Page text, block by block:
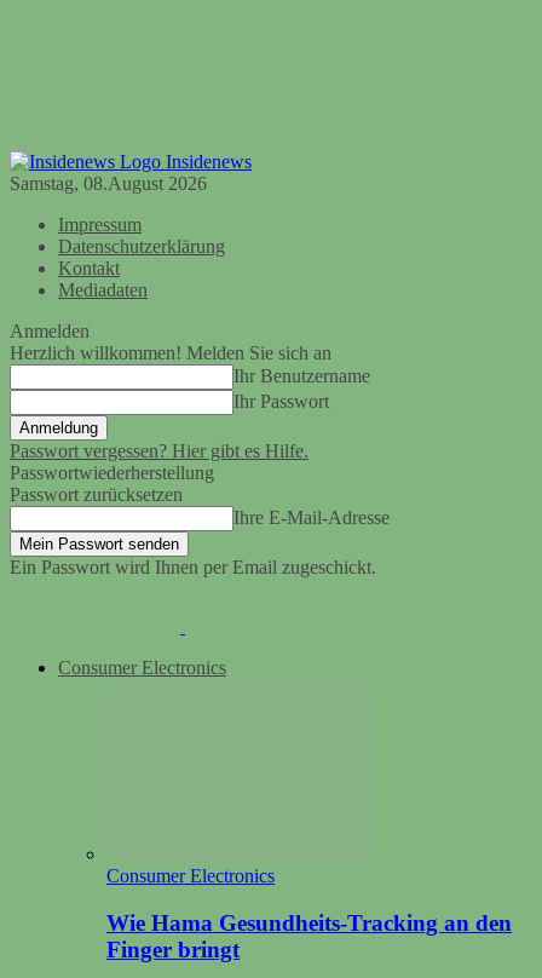
Insidenews
Samstag, 08.August 2026
Impressum
Datenschutzerklärung
Kontakt
Mediadaten
Anmelden
Herzlich willkommen! Melden Sie sich an
Ihr Benutzername
Ihr Passwort
Passwort vergessen? Hier gibt es Hilfe.
Passwortwiederherstellung
Passwort zurücksetzen
Ihre E-Mail-Adresse
Ein Passwort wird Ihnen per Email zugeschickt.
Consumer Electronics
Consumer Electronics
Wie Hama Gesundheits-Tracking an den
Finger bringt